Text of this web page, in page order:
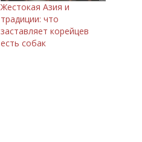
Жестокая Азия и
традиции: что
заставляет корейцев
есть собак